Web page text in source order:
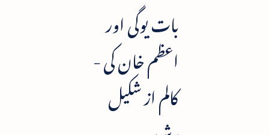
بات یوگی اور
اعظم خان کی -
کالم از شکیل